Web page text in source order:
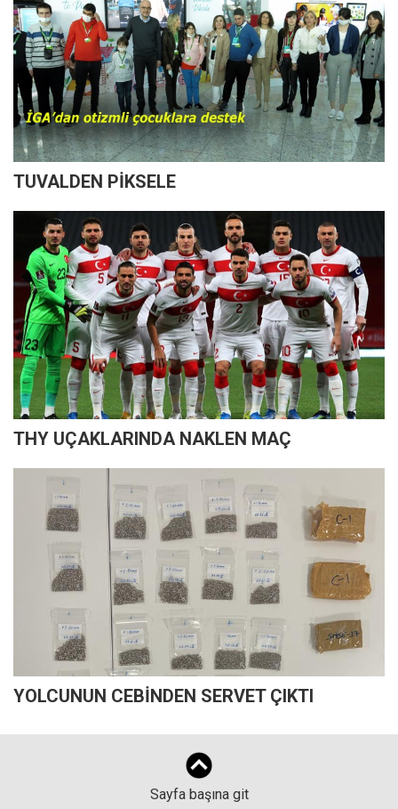
TUVALDEN PİKSELE
THY UÇAKLARINDA NAKLEN MAÇ
YOLCUNUN CEBİNDEN SERVET ÇIKTI
Sayfa başına git